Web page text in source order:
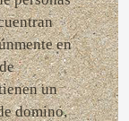
en
un
domino,